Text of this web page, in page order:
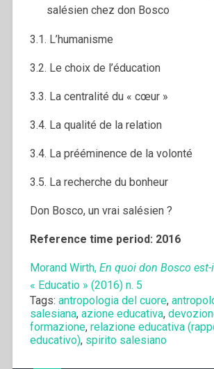
salésien chez don Bosco
3.1. L’humanisme
3.2. Le choix de l’éducation
3.3. La centralité du « cœur »
3.4. La qualité de la relation
3.4. La prééminence de la volonté
3.5. La recherche du bonheur
Don Bosco, un vrai salésien ?
Reference time period: 2016
Morand Wirth, En quoi don Bosco est-
« Educatio » (2016) n. 5
Tags: antropologia del cuore,
salesiana, azione educativa,
formazione, relazione educativa
educativo), spirito salesiano